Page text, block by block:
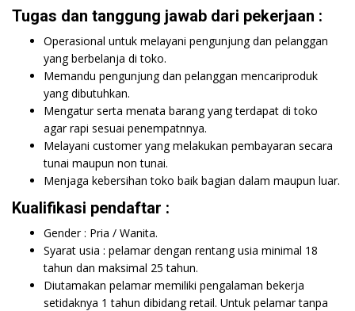
Tugas dan tanggung jawab dari pekerjaan :
Operasional untuk melayani pengunjung dan pelanggan
yang berbelanja di toko.
Memandu pengunjung dan pelanggan mencariproduk
yang dibutuhkan.
Mengatur serta menata barang yang terdapat di toko
agar rapi sesuai penempatnnya.
Melayani customer yang melakukan pembayaran secara
tunai maupun non tunai.
Menjaga kebersihan toko baik bagian dalam maupun luar.
Kualifikasi pendaftar :
Gender : Pria / Wanita.
Syarat usia : pelamar dengan rentang usia minimal 18
tahun dan maksimal 25 tahun.
Diutamakan pelamar memiliki pengalaman bekerja
setidaknya 1 tahun dibidang retail. Untuk pelamar tanpa